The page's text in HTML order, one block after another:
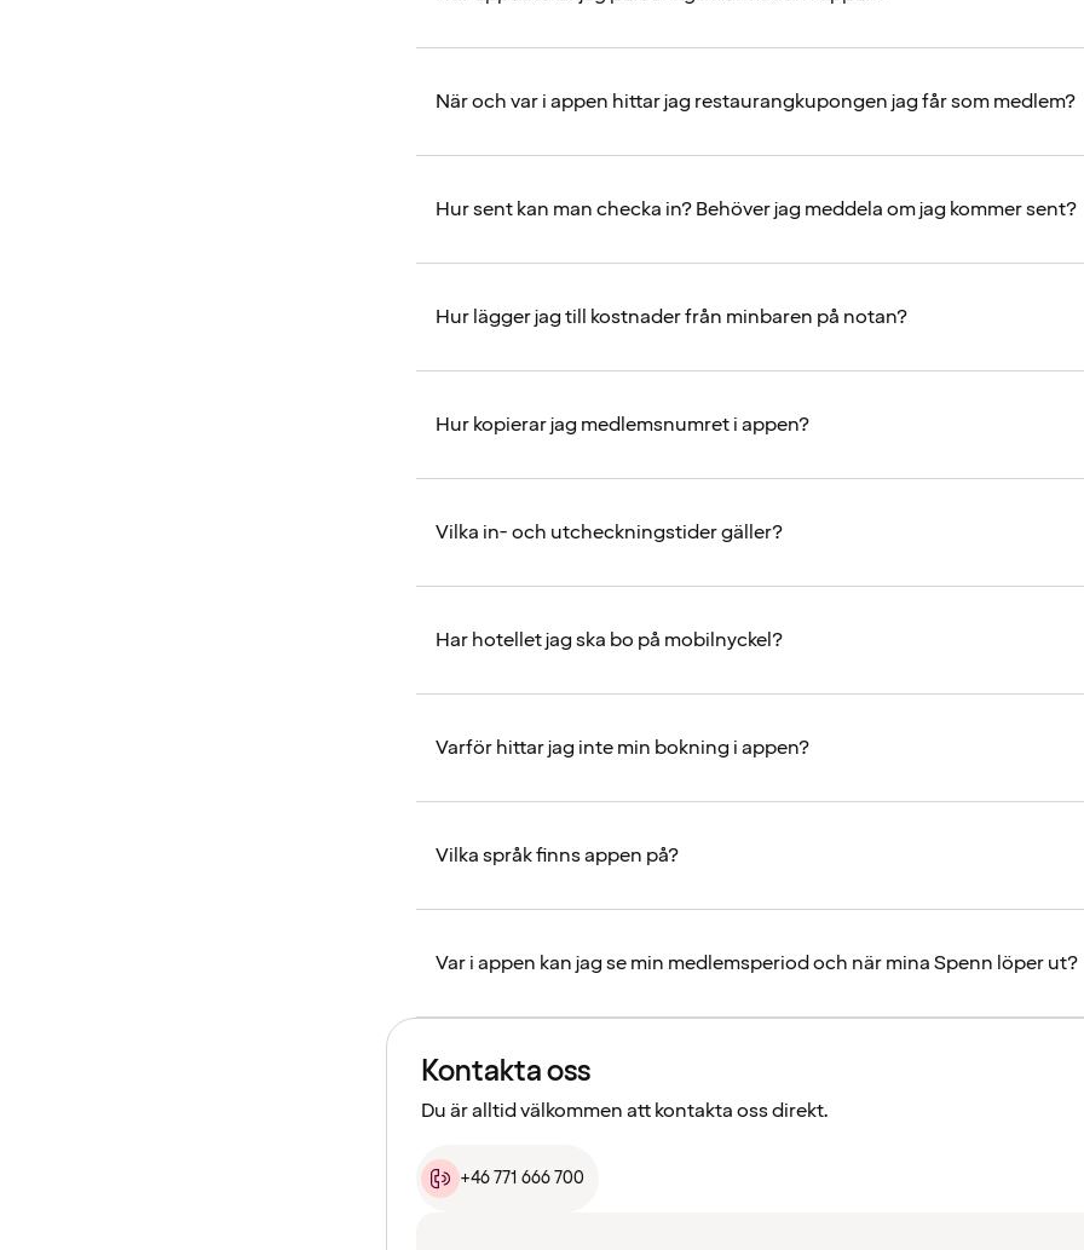
När och var i appen hittar jag restaurangkupongen jag får som medlem?
Hur sent kan man checka in? Behöver jag meddela om jag kommer sent?
Hur lägger jag till kostnader från minbaren på notan?
Hur kopierar jag medlemsnumret i appen?
Vilka in- och utcheckningstider gäller?
Har hotellet jag ska bo på mobilnyckel?
Varför hittar jag inte min bokning i appen?
Vilka språk finns appen på?
Var i appen kan jag se min medlemsperiod och när mina Spenn löper ut?
Kontakta oss
Du är alltid välkommen att kontakta oss direkt.
+46 771 666 700